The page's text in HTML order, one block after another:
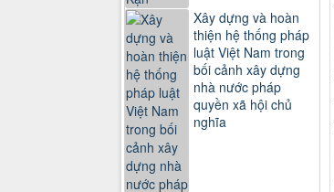
Xây dựng và hoàn
thiện hệ thống pháp
luật Việt Nam trong
bối cảnh xây dựng
nhà nước pháp
quyền xã hội chủ
nghĩa